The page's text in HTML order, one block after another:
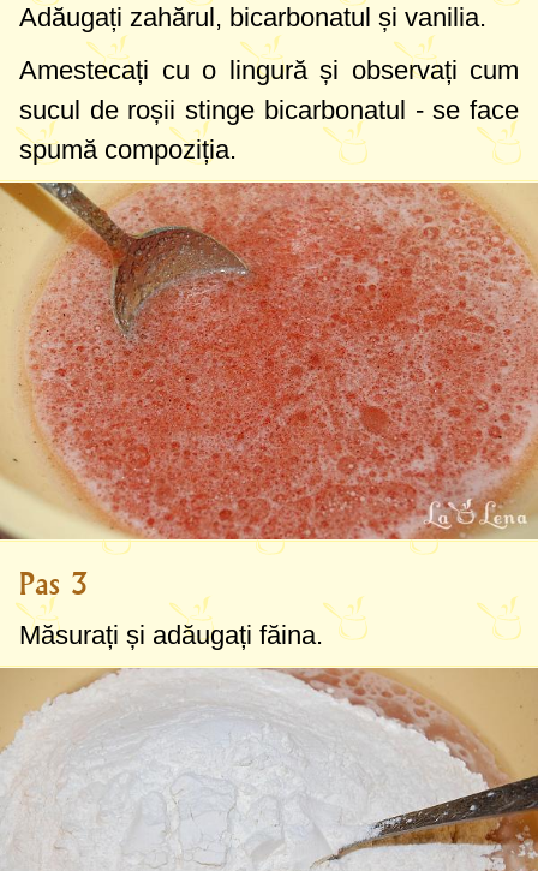
Adăugați zahărul, bicarbonatul și vanilia.
Amestecați cu o lingură și observați cum
sucul de roșii stinge bicarbonatul - se face
spumă compoziția.
Pas 3
Măsurați și adăugați făina.